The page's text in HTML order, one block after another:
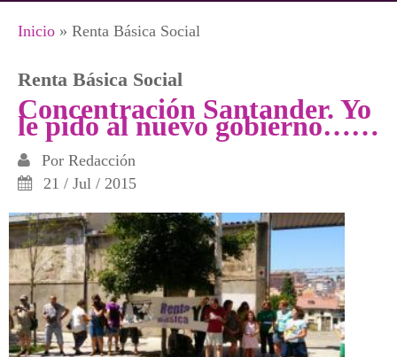
Se encuentra usted aquí
Inicio » Renta Básica Social
Renta Básica Social
Concentración Santander. Yo
le pido al nuevo gobierno……
Por Redacción
21 / Jul / 2015